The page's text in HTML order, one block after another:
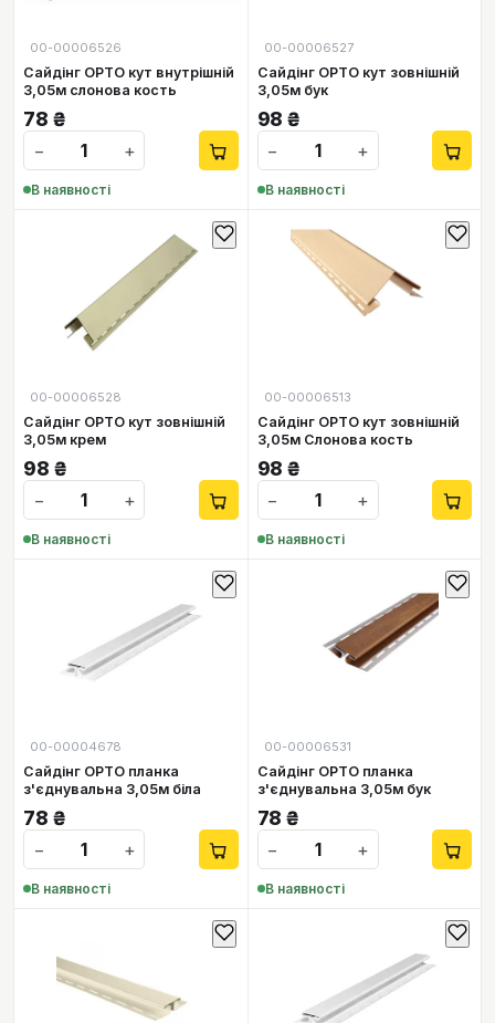
00-00006526
Сайдінг ОРТО кут внутрішній
3,05м слонова кость
78 ₴
−
+
В наявності
00-00006527
Сайдінг ОРТО кут зовнішній
3,05м бук
98 ₴
−
+
В наявності
00-00006528
Сайдінг ОРТО кут зовнішній
3,05м крем
98 ₴
−
+
В наявності
00-00006513
Сайдінг ОРТО кут зовнішній
3,05м Слонова кость
98 ₴
−
+
В наявності
00-00004678
Сайдінг ОРТО планка
з'єднувальна 3,05м біла
78 ₴
−
+
В наявності
00-00006531
Сайдінг ОРТО планка
з'єднувальна 3,05м бук
78 ₴
−
+
В наявності